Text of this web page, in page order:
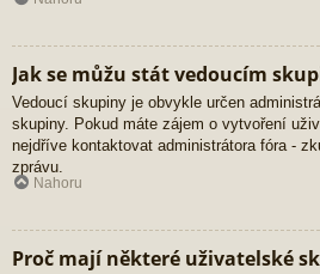
Jak se můžu stát vedoucím
Vedoucí skupiny je obvykle určen
skupiny. Pokud máte zájem o vytvoření
nejdříve kontaktovat administrátora fóra -
zprávu.
Nahoru
Proč mají některé uživatelské